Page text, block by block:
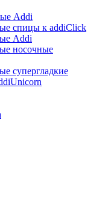
Addi
спицы к addiClick
Addi
носочные
супергладкие